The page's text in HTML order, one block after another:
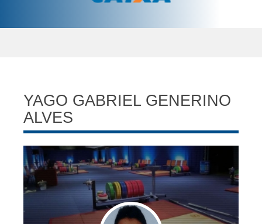
YAGO GABRIEL GENERINO
ALVES